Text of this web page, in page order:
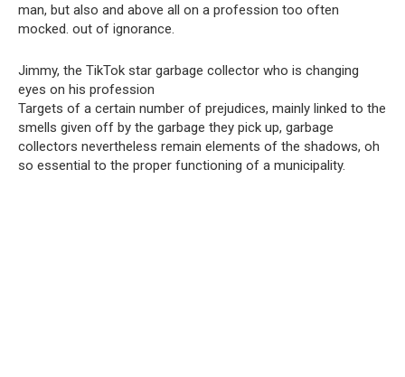
man, but also and above all on a profession too often
mocked. out of ignorance.
Jimmy, the TikTok star garbage collector who is changing
eyes on his profession
Targets of a certain number of prejudices, mainly linked to the
smells given off by the garbage they pick up, garbage
collectors nevertheless remain elements of the shadows, oh
so essential to the proper functioning of a municipality.